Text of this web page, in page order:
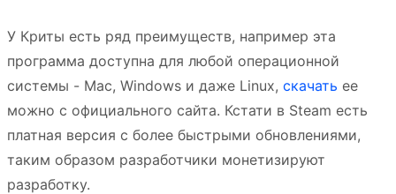
У Криты есть ряд преимуществ, например эта
программа доступна для любой операционной
системы - Mac, Windows и даже Linux, скачать ее
можно с официального сайта. Кстати в Steam есть
платная версия с более быстрыми обновлениями,
таким образом разработчики монетизируют
разработку.